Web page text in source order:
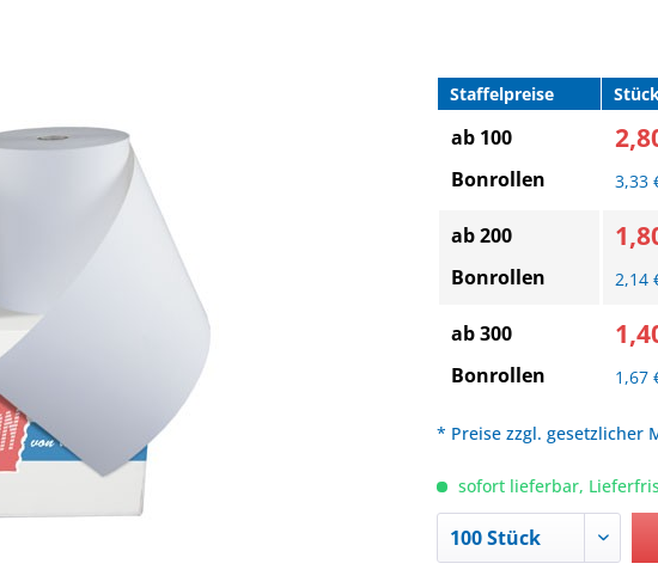
Staffelpreise
ab 100
Bonrollen
3,33
ab 200
Bonrollen
2,14
ab 300
Bonrollen
1,67
* Preise zzgl. gesetzlicher
sofort lieferbar,